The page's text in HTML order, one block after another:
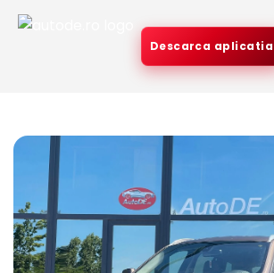
Descarca aplicatia